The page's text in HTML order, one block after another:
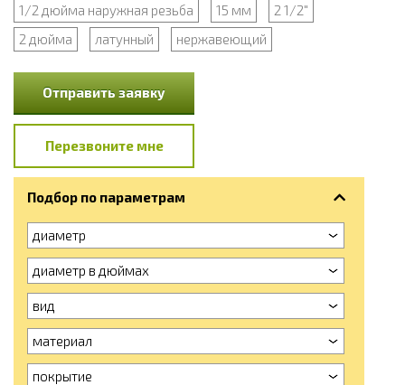
1/2 дюйма наружная резьба
15 мм
2 1/2"
2 дюйма
латунный нержавеющий
Отправить заявку
Перезвоните мне
Подбор по параметрам
диаметр
диаметр в дюймах
вид
материал
покрытие